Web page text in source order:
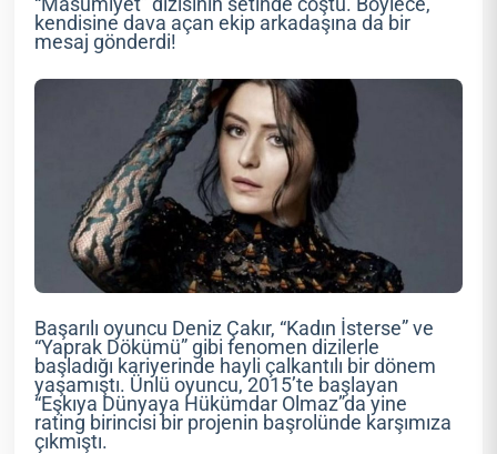
kendisine dava açan ekip arkadaşına da bir
mesaj gönderdi!
Başarılı oyuncu Deniz Çakır, “Kadın İsterse” ve
“Yaprak Dökümü” gibi fenomen dizilerle
başladığı kariyerinde hayli çalkantılı bir dönem
yaşamıştı. Ünlü oyuncu, 2015’te başlayan
“Eşkıya Dünyaya Hükümdar Olmaz”da yine
rating birincisi bir projenin başrolünde karşımıza
çıkmıştı.